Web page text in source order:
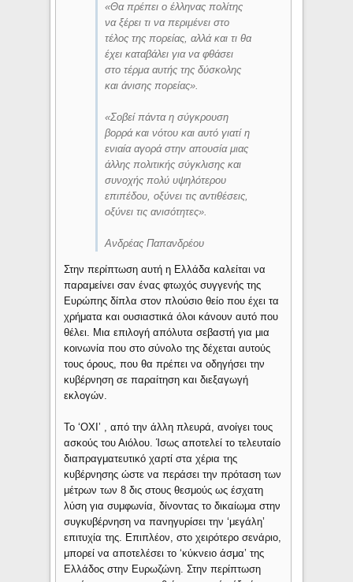
«Θα πρέπει ο έλληνας πολίτης
να ξέρει τι να περιμένει στο
τέλος της πορείας, αλλά και τι θα
έχει καταβάλει για να φθάσει
στο τέρμα αυτής της δύσκολης
και άνισης πορείας».
«Σοβεί πάντα η σύγκρουση
βορρά και νότου και αυτό γιατί η
ενιαία αγορά στην απουσία μιας
άλλης πολιτικής σύγκλισης και
συνοχής πολύ υψηλότερου
επιπέδου, οξύνει τις αντιθέσεις,
οξύνει τις ανισότητες».
Ανδρέας Παπανδρέου
Στην περίπτωση αυτή η Ελλάδα καλείται να
παραμείνει σαν ένας φτωχός συγγενής της
Ευρώπης δίπλα στον πλούσιο θείο που έχει τα
χρήματα και ουσιαστικά όλοι κάνουν αυτό που
θέλει. Μια επιλογή απόλυτα σεβαστή για μια
κοινωνία που στο σύνολο της δέχεται αυτούς
τους όρους, που θα πρέπει να οδηγήσει την
κυβέρνηση σε παραίτηση και διεξαγωγή
εκλογών.
Το ‘ΟΧΙ’ , από την άλλη πλευρά, ανοίγει τους
ασκούς του Αιόλου. Ίσως αποτελεί το τελευταίο
διαπραγματευτικό χαρτί στα χέρια της
κυβέρνησης ώστε να περάσει την πρόταση των
μέτρων των 8 δις στους θεσμούς ως έσχατη
λύση για συμφωνία, δίνοντας το δικαίωμα στην
συγκυβέρνηση να πανηγυρίσει την ‘μεγάλη’
επιτυχία της. Επιπλέον, στο χειρότερο σενάριο,
μπορεί να αποτελέσει το ‘κύκνειο άσμα’ της
Ελλάδος στην Ευρωζώνη. Στην περίπτωση